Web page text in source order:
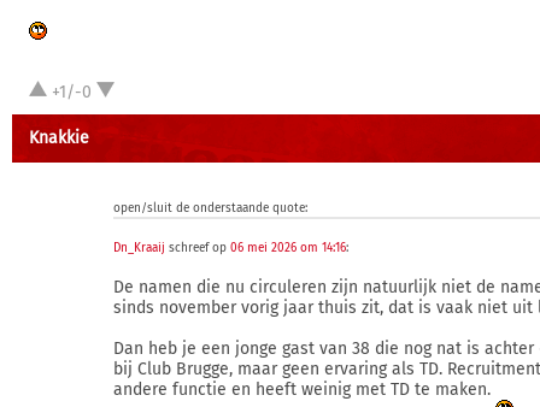
+1/-0
Knakkie
open/sluit de onderstaande quote:
Dn_Kraaij schreef op 06 mei 2026 om 14:16:
De namen die nu circuleren zijn natuurlijk niet de
sinds november vorig jaar thuis zit, dat is vaak niet uit
Dan heb je een jonge gast van 38 die nog nat is
bij Club Brugge, maar geen ervaring als TD.
andere functie en heeft weinig met TD te maken.